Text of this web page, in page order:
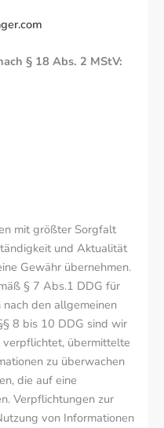
§ 18 Abs. 2 MStV:
mit größter Sorgfalt
und Aktualität
Gewähr übernehmen.
§ 7 Abs.1 DDG für
den allgemeinen
8 bis 10 DDG sind wir
verpflichtet, übermittelte
zu überwachen
die auf eine
Verpflichtungen zur
von Informationen